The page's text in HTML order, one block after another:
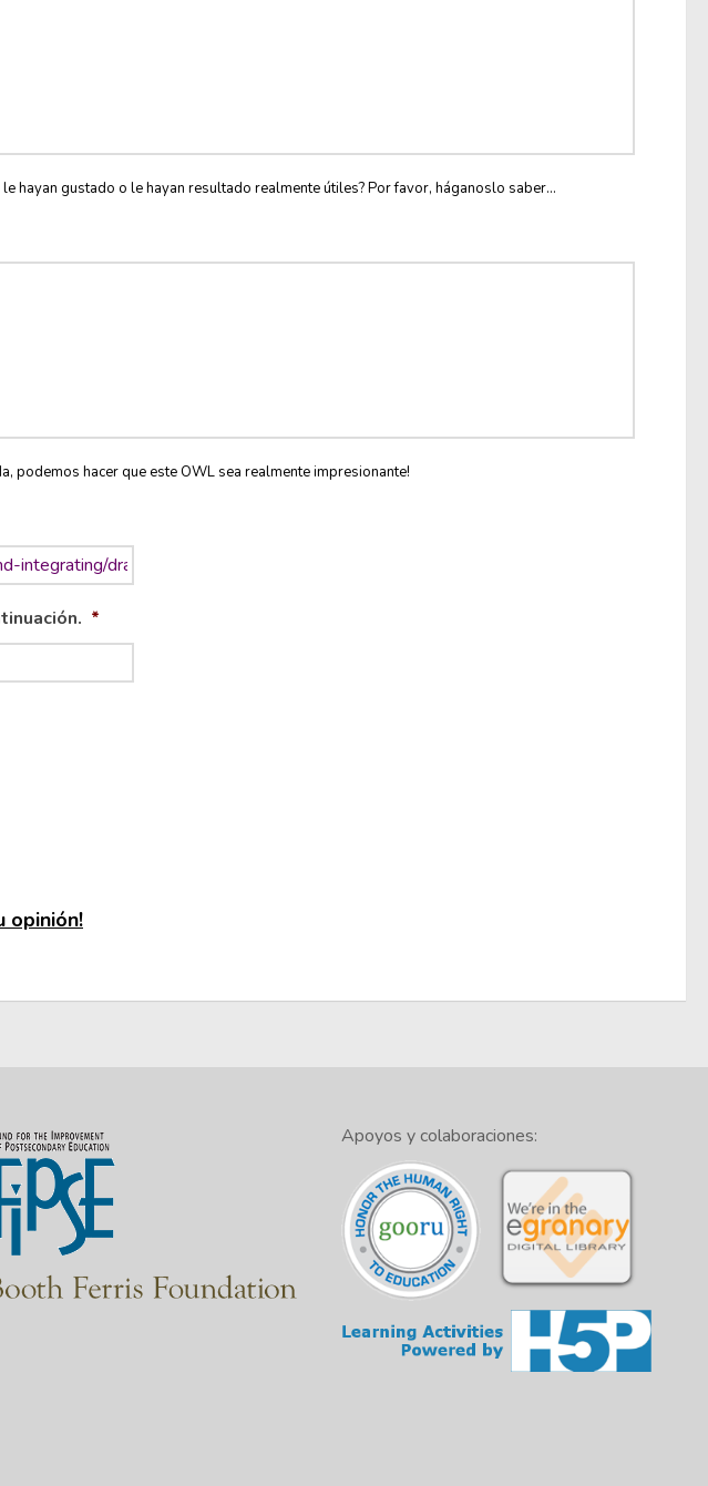
hayan gustado o le hayan resultado realmente útiles? Por favor, háganoslo saber...
podemos hacer que este OWL sea realmente impresionante!
*
opinión!
Apoyos y colaboraciones: